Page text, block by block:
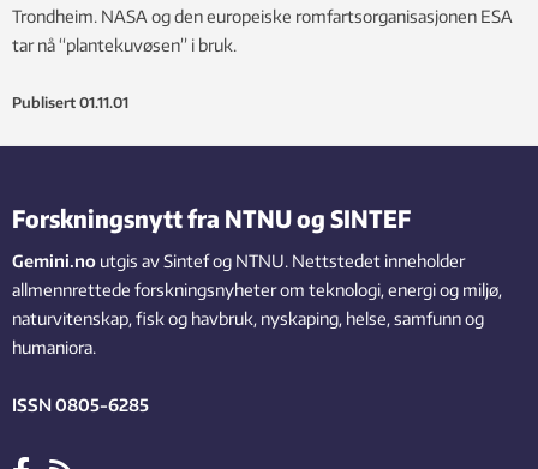
Trondheim. NASA og den europeiske romfartsorganisasjonen ESA
tar nå “plantekuvøsen” i bruk.
Publisert 01.11.01
Forskningsnytt fra NTNU og SINTEF
Gemini.no utgis av Sintef og NTNU. Nettstedet inneholder
allmennrettede forskningsnyheter om teknologi, energi og miljø,
naturvitenskap, fisk og havbruk, nyskaping, helse, samfunn og
humaniora.
ISSN 0805-6285